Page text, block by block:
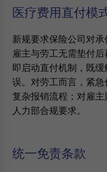
医疗费用直付模
新规要求保险公司对承
雇主与劳工无需垫付
即启动直付机制，既
误。对劳工而言，紧
复杂报销流程；对雇
人力部合规要求。
统一免责条款